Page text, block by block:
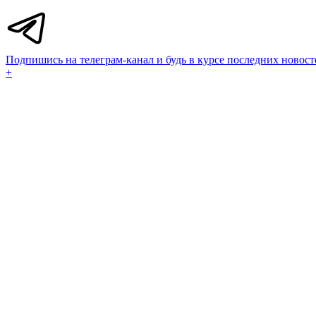
Подпишись на телеграм-канал и будь в курсе последних
+